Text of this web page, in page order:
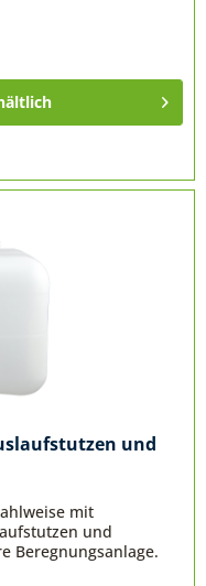
und
mit
und
Beregnungsanlage.